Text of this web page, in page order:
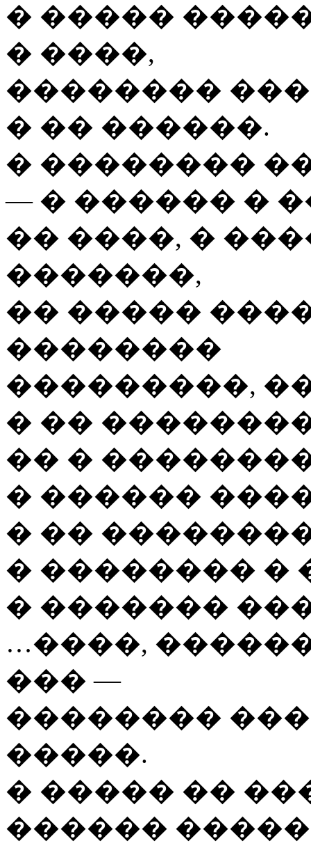
� �����
� ����,
��������
� �� ������.
� ��������
— � ������ �
�� ����, �
�������,
�� �����
��������
���������,
� ��
�� �
� ������
� ��
� �������� �
� �������
…����,
��� —
��������
�����.
� ����� ��
������